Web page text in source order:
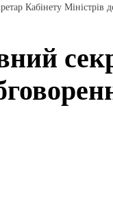
Кабінету Міністрів